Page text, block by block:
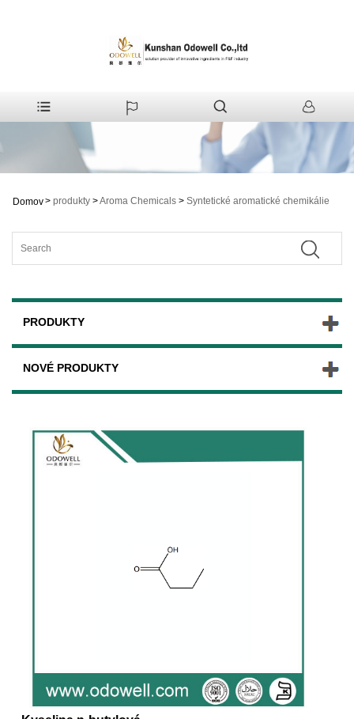
Domov> produkty >Aroma Chemicals > Syntetické aromatické chemikálie
PRODUKTY
NOVÉ PRODUKTY